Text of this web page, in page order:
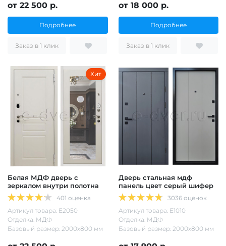
от 22 500 р.
Подробнее
Заказ в 1 клик
от 18 000 р.
Подробнее
Заказ в 1 клик
Хит
Белая МДФ дверь с
зеркалом внутри полотна
401 оценка
Артикул товара: Е2050
Отделка: МДФ
Базовый размер: 2000х800 мм
Дверь стальная мдф
панель цвет серый шифер
3036 оценок
Артикул товара: Е1010
Отделка: МДФ
Базовый размер: 2000х800 мм